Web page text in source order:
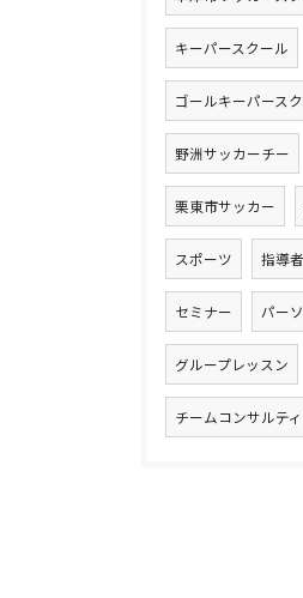
キーパースクール
ゴールキーパース
野洲サッカーチー
栗東市サッカー
スポーツ 指導
セミナー パー
グループレッスン
チームコンサルテ